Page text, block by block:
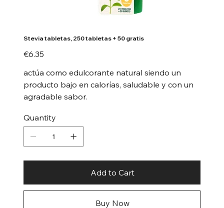
Stevia tabletas, 250 tabletas + 50 gratis
Price
€6.35
actúa como edulcorante natural siendo un
producto bajo en calorías, saludable y con un
agradable sabor.
Quantity
Add to Cart
Buy Now